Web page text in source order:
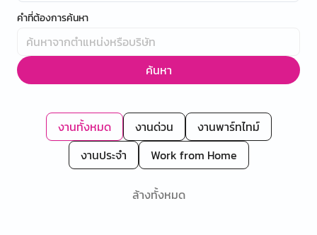
คำที่ต้องการค้นหา
ค้นหา
งานทั้งหมด งานด่วน
งานพาร์ทไทม์
งานประจำ
Work from Home
ล้างทั้งหมด